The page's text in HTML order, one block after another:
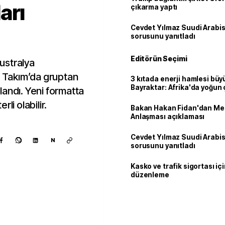
gruptan
Yeni formatta
olabilir.
N
çıkarma yaptı
Cevdet Yılmaz Suudi
sorusunu yanıtladı
Editörün Seçimi
3 kıtada enerji hamlesi
Bayraktar: Afrika'da yoğun
Bakan Hakan Fidan'dan
Anlaşması açıklaması
Cevdet Yılmaz Suudi
sorusunu yanıtladı
Kasko ve trafik sigortası
düzenleme